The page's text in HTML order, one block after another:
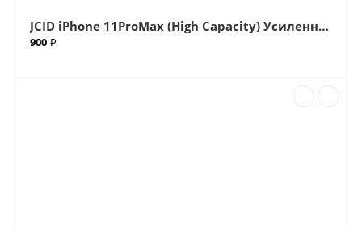
JCID iPhone 11ProMax (High Capacity) Усиленный Аккумулятор (Акб) (Артик.ГС-5174)
900 ₽